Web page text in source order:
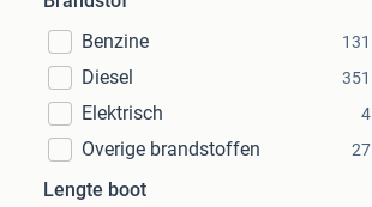
Benzine
131
Diesel 351
Elektrisch 4
Overige brandstoffen 27
Lengte boot